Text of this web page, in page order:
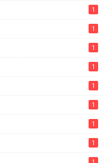
1
1
1
1
1
1
1
1